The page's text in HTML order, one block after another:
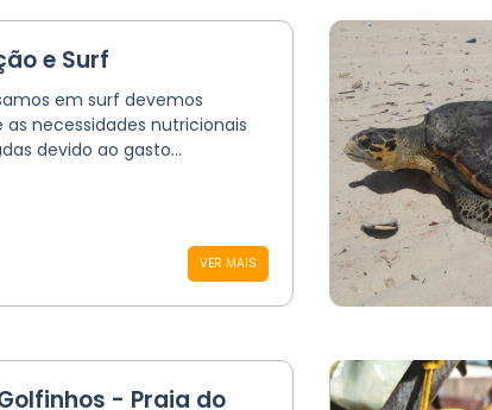
e Surf
em surf devemos
necessidades nutricionais
devido ao gasto...
VER MAIS
- Praia do